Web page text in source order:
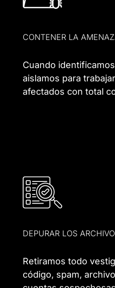
CONTENER LA
Cuando
aislamos para
afectados con total
DEPURAR LOS
Retiramos todo
código, spam,